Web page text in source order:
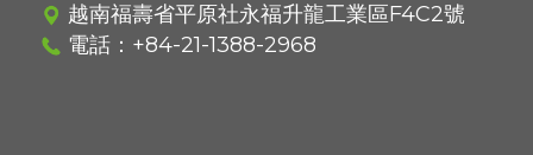
越南福壽省平原社永福升龍工業區F4C2號
電話： +84-21-1388-2968